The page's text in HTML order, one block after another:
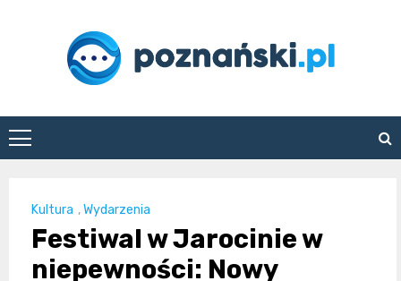
poznanski.pl
Kultura ,Wydarzenia
Festiwal w Jarocinie w
niepewności: Nowy